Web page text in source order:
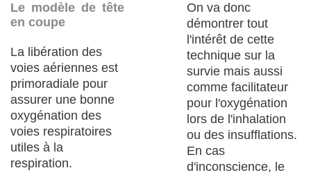
Le modèle de tête
en coupe
La libération des
voies aériennes est
primoradiale pour
assurer une bonne
oxygénation des
voies respiratoires
utiles à la
respiration.
On va donc
démontrer tout
l'intérêt de cette
technique sur la
survie mais aussi
comme facilitateur
pour l'oxygénation
lors de l'inhalation
ou des insufflations.
En cas
d'inconscience, le